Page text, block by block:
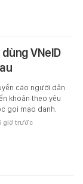
VNeID
cáo người dân
khoản theo yêu
gọi mạo danh.
giờ trước